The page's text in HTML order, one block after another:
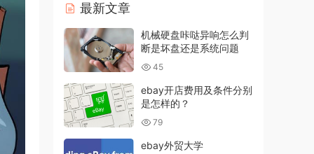
最新文章
机械硬盘咔哒异响怎么判
断是坏盘还是系统问题
45
ebay开店费用及条件分别
是怎样的？
79
ebay外贸大学